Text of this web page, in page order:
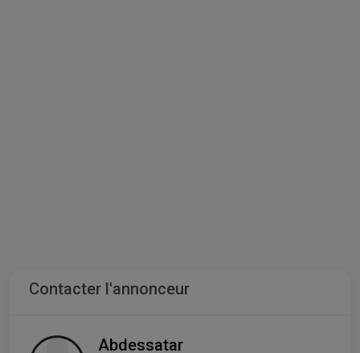
Contacter l'annonceur
Abdessatar